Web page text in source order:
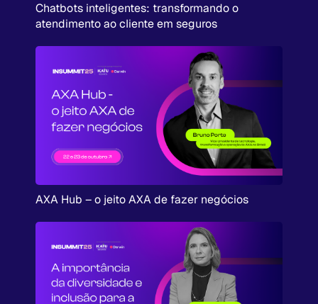
Chatbots inteligentes: transformando o
atendimento ao cliente em seguros
AXA Hub – o jeito AXA de fazer negócios